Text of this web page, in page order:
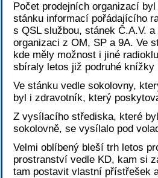
Počet prodejních organizací
stánku informací pořádajícího
s QSL službou, stánek Č.A.V.
organizaci z OM, SP a 9A. Ve
kde měly možnost i jiné
sbíraly letos již podruhé
Ve stánku vedle sokolovny,
byl i zdravotník, který
Z vysílacího střediska, které
sokolovně, se vysílalo pod
Velmi oblíbený bleší trh letos
prostranství vedle KD, kam si
tam postavit vlastní přístřešek